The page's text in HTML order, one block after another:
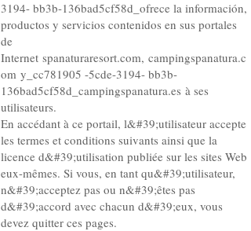
3194- bb3b-136bad5cf58d_ofrece la información,
productos y servicios contenidos en sus portales
de
Internet spanaturaresort.com, campingspanatura.c
om y_cc781905 -5cde-3194- bb3b-
136bad5cf58d_campingspanatura.es à ses
utilisateurs.
En accédant à ce portail, l&#39;utilisateur accepte
les termes et conditions suivants ainsi que la
licence d&#39;utilisation publiée sur les sites Web
eux-mêmes. Si vous, en tant qu&#39;utilisateur,
n&#39;acceptez pas ou n&#39;êtes pas
d&#39;accord avec chacun d&#39;eux, vous
devez quitter ces pages.